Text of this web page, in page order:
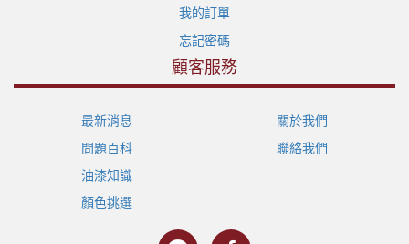
我的訂單
忘記密碼
顧客服務
最新消息
問題百科
油漆知識
顏色挑選
關於我們
聯絡我們